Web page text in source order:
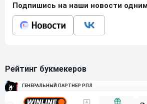
Подпишись на наши новости
Рейтинг букмекеров
ГЕНЕРАЛЬНЫЙ ПАРТНЕР РПЛ